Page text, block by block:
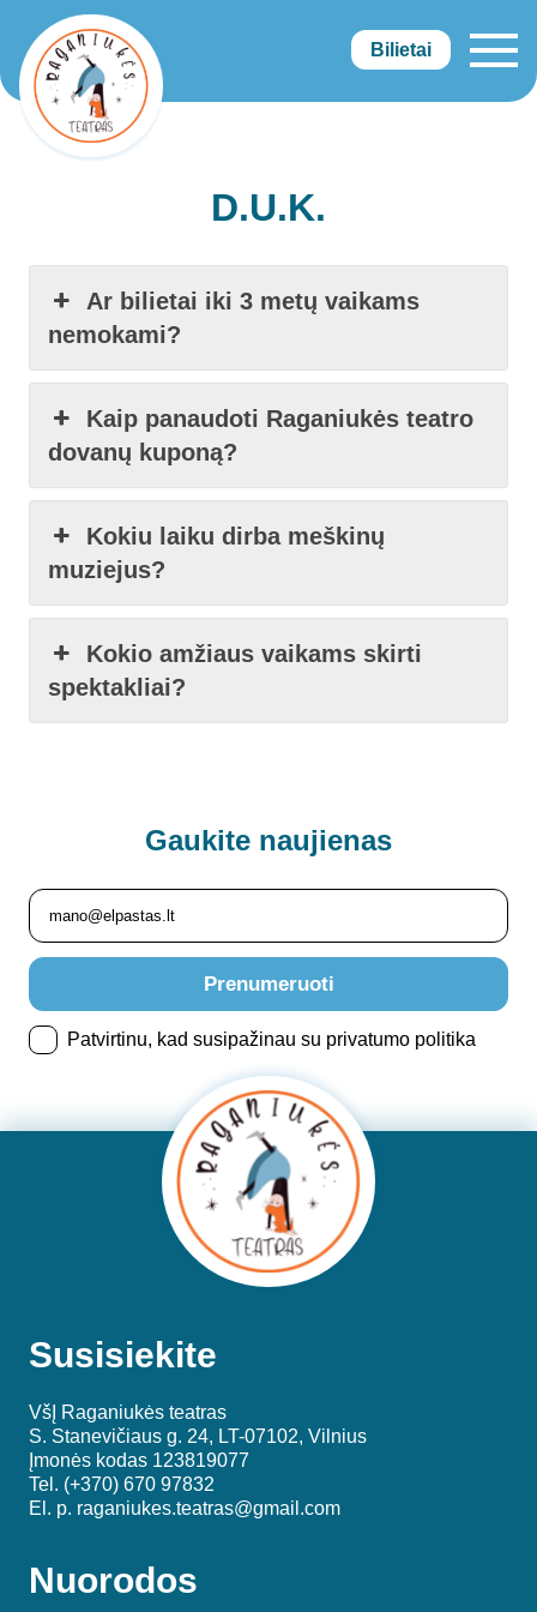
Raganiukės teatras
Bilietai
D.U.K.
Ar bilietai iki 3 metų vaikams
nemokami?
Kaip panaudoti Raganiukės teatro
dovanų kuponą?
Kokiu laiku dirba meškinų
muziejus?
Kokio amžiaus vaikams skirti
spektakliai?
Gaukite naujienas
Prenumeruoti
Patvirtinu, kad susipažinau su privatumo politika
Susisiekite
VšĮ Raganiukės teatras
S. Stanevičiaus g. 24, LT-07102, Vilnius
Įmonės kodas 123819077
Tel. (+370) 670 97832
El. p. raganiukes.teatras@gmail.com
Nuorodos